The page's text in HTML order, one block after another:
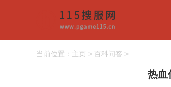
当前位置： 主页 > 百科问答 >
热血